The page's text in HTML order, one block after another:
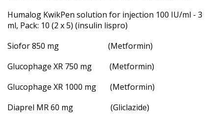
Humalog KwikPen solution for injection 100 IU/ml - 3
ml, Pack: 10 (2 x 5) (insulin lispro)
Siofor 850 mg (Metformin)
Glucophage XR 750 mg (Metformin)
Glucophage XR 1000 mg (Metformin)
Diaprel MR 60 mg (Gliclazide)